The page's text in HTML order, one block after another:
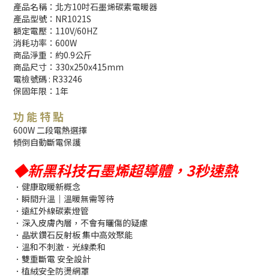
產品名稱：北方10吋石墨烯碳素電暖器
產品型號：NR1021S
額定電壓：110V/60HZ
消耗功率：600W
商品淨重：約0.9公斤
商品尺寸：330x250x415mm
電檢號碼 : R33246
保固年限：1年
功 能 特 點
600W 二段電熱選擇
傾倒自動斷電保護
◆新黑科技石墨烯超導體，3秒速熱
．健康取暖新概念
．瞬間升溫｜溫暖無需等待
．遠紅外線碳素燈管
．深入皮膚內層，不會有曬傷的疑慮
．晶狀鑽石反射板 集中高效聚能
．溫和不刺激．光線柔和
．雙重斷電 安全設計
．植絨安全防燙網罩